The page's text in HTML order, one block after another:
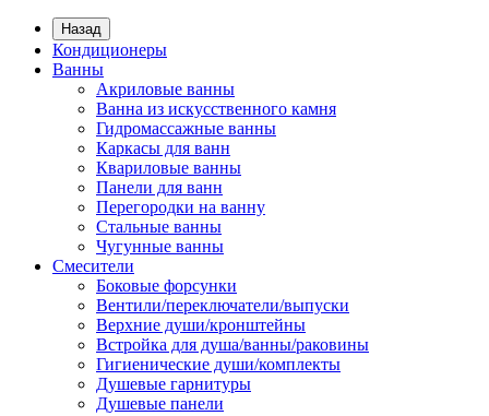
Назад
Кондиционеры
Ванны
Акриловые ванны
Ванна из искусственного камня
Гидромассажные ванны
Каркасы для ванн
Квариловые ванны
Панели для ванн
Перегородки на ванну
Стальные ванны
Чугунные ванны
Смесители
Боковые форсунки
Вентили/переключатели/выпуски
Верхние души/кронштейны
Встройка для душа/ванны/раковины
Гигиенические души/комплекты
Душевые гарнитуры
Душевые панели